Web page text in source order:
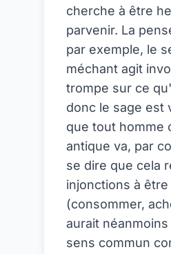
cherche à être
parvenir. La
par exemple, le
méchant agit
trompe sur ce
donc le sage est
que tout homme
antique va, par
se dire que cela
injonctions à
(consommer,
aurait
sens commun